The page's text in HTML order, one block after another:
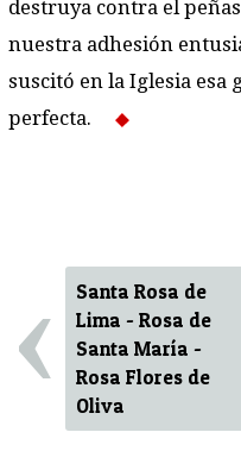
destruya contra el
nuestra adhesión
suscitó en la Iglesia esa
perfecta.
‹
Santa Rosa de
Lima - Rosa de
Santa María -
Rosa Flores de
Oliva